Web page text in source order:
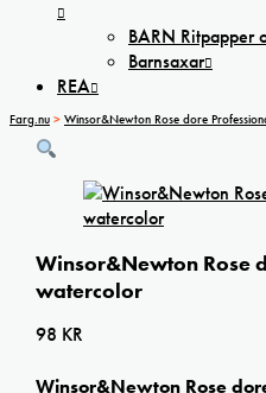
BARN Ritpapper
Barnsaxar
REA
Farg.nu > Winsor&Newton Rose dore
Winsor&Newton Rose
watercolor
98 KR
Winsor&Newton Rose